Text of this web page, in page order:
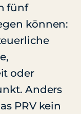
fünf
können:
oder
Anders
PRV kein